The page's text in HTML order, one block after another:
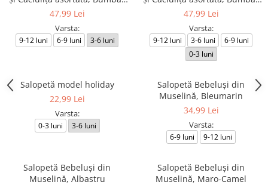
Bej
47,99 Lei
Varsta:
9-12 luni 6-9 luni 3-6 luni
Alb
47,99 Lei
Varsta:
9-12 luni 3-6 luni
6-9 luni
0-3 luni
Salopetă model holiday
22,99 Lei
Varsta:
0-3 luni 3-6 luni
Salopetă Bebeluşi din
Muselină, Bleumarin
34,99 Lei
Varsta:
6-9 luni 9-12 luni
Salopetă Bebeluşi din
Muselină, Albastru
Salopetă Bebeluşi din
Muselină, Maro-Camel